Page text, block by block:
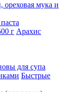
ореховая мука и
Арахис
для супа
Быстрые